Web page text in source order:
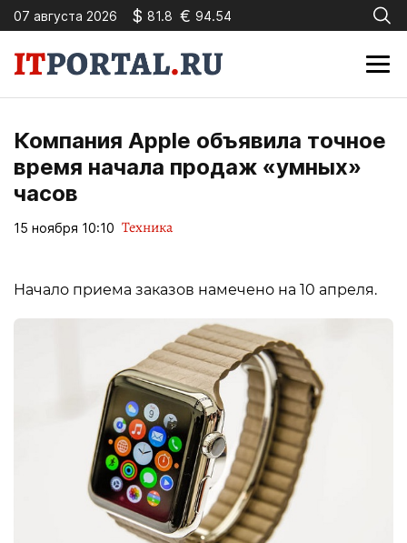
07 августа 2026 $ 81.8 € 94.54
Компания Apple объявила точное
время начала продаж «умных»
часов
15 ноября 10:10 Техника
Начало приема заказов намечено на 10 апреля.